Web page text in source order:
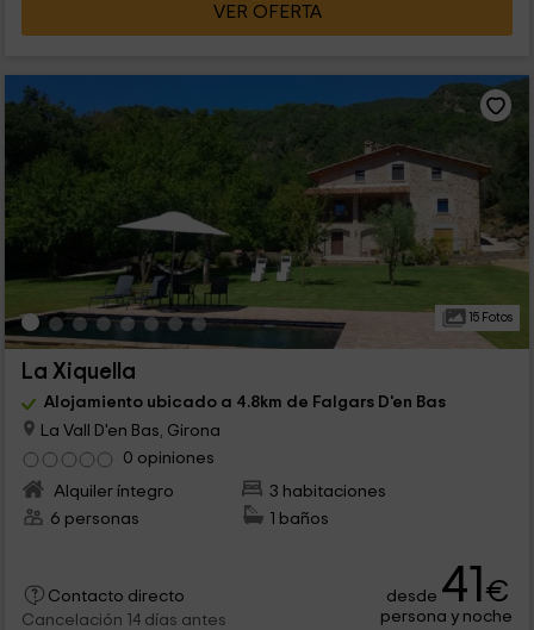
VER OFERTA
15 Fotos
La Xiquella
Alojamiento ubicado a 4.8km de Falgars D'en Bas
La Vall D'en Bas, Girona
0 opiniones
Alquiler íntegro
3 habitaciones
6 personas
1 baños
Contacto directo
Cancelación 14 días antes
desde 41€
persona y noche